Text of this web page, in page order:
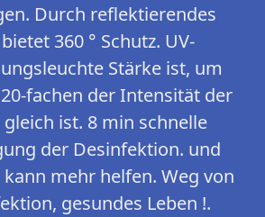
Durch reflektierendes
360 ° Schutz. UV-
Stärke ist, um
fachen der Intensität der
gleich ist. 8 min schnelle
der Desinfektion. und
kann mehr helfen. Weg von
gesundes Leben !.